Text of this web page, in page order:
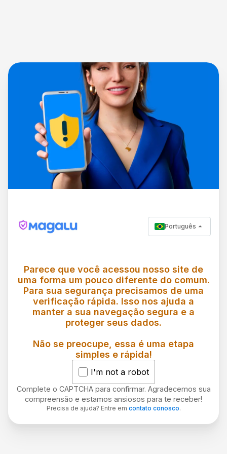
Português
Parece que você acessou nosso site de
uma forma um pouco diferente do comum.
Para sua segurança precisamos de uma
verificação rápida. Isso nos ajuda a
manter a sua navegação segura e a
proteger seus dados.
Não se preocupe, essa é uma etapa
simples e rápida!
I'm not a robot
Complete o CAPTCHA para confirmar. Agradecemos sua
compreensão e estamos ansiosos para te receber!
Precisa de ajuda? Entre em contato conosco.